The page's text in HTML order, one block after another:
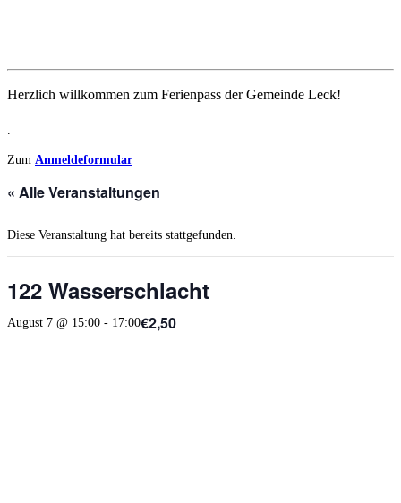
Herzlich willkommen zum Ferienpass der Gemeinde Leck!
Zum Anmeldeformular
« Alle Veranstaltungen
Diese Veranstaltung hat bereits stattgefunden.
122 Wasserschlacht
August 7 @ 15:00 - 17:00€2,50